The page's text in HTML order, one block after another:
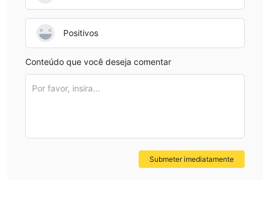
Positivos
Conteúdo que você deseja comentar
Por favor, insira...
Submeter imediatamente